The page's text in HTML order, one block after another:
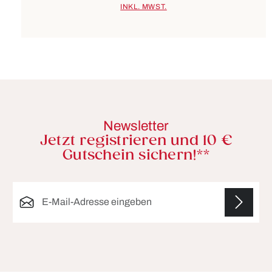
INKL. MWST.
Newsletter
Jetzt registrieren und 10 €
Gutschein sichern!**